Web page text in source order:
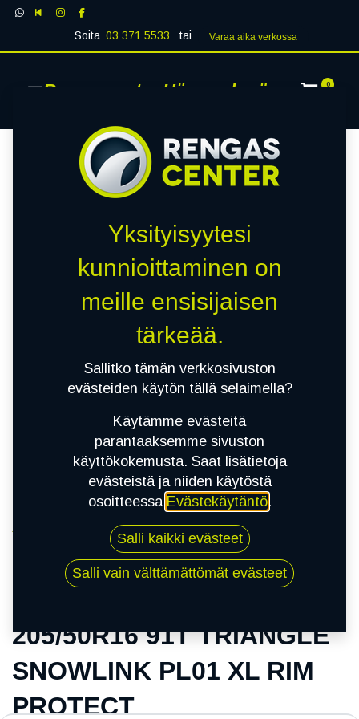
Soita 03 371 5533 tai Varaa aika verk​​​​ossa
Rengascenter Hämeenkyrö 0
205/50R16 91T TRIANGLE SNOWLINK PL01 XL
RIM PROTECT
205/50R16 91T TRIANGLE
SNOWLINK PL01 XL RIM
PROTECT
Yksityisyytesi
kunnioittaminen on
meille ensisijaisen
tärkeää.
Sallitko tämän verkkosivuston
evästeiden käytön tällä selaimella?
Käytämme evästeitä
parantaaksemme sivuston
käyttökokemusta. Saat lisätietoja
evästeistä ja niiden käytöstä
osoitteessa Evästekäytäntö.
Salli kaikki evästeet
Salli vain välttämättömät evästeet